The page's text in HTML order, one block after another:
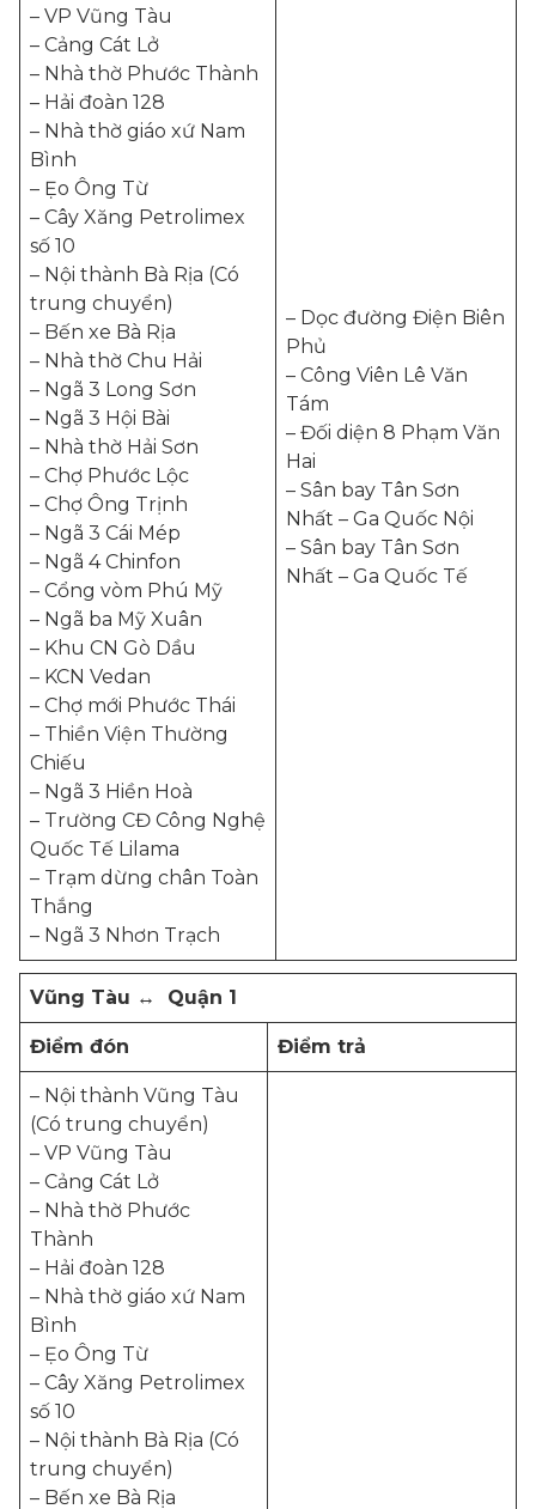
– VP Vũng Tàu
– Cảng Cát Lở
– Nhà thờ Phước Thành
– Hải đoàn 128
– Nhà thờ giáo xứ Nam
Bình
– Ẹo Ông Từ
– Cây Xăng Petrolimex
số 10
– Nội thành Bà Rịa (Có
trung chuyển)
– Bến xe Bà Rịa
– Nhà thờ Chu Hải
– Ngã 3 Long Sơn
– Ngã 3 Hội Bài
– Nhà thờ Hải Sơn
– Chợ Phước Lộc
– Chợ Ông Trịnh
– Ngã 3 Cái Mép
– Ngã 4 Chinfon
– Cổng vòm Phú Mỹ
– Ngã ba Mỹ Xuân
– Khu CN Gò Dầu
– KCN Vedan
– Chợ mới Phước Thái
– Thiền Viện Thường
Chiếu
– Ngã 3 Hiền Hoà
– Trường CĐ Công Nghệ
Quốc Tế Lilama
– Trạm dừng chân Toàn
Thắng
– Ngã 3 Nhơn Trạch
– Dọc đường Điện Biên
Phủ
– Công Viên Lê Văn
Tám
– Đối diện 8 Phạm Văn
Hai
– Sân bay Tân Sơn
Nhất – Ga Quốc Nội
– Sân bay Tân Sơn
Nhất – Ga Quốc Tế
Vũng Tàu ↔ Quận 1
Điểm đón Điểm trả
– Nội thành Vũng Tàu
(Có trung chuyển)
– VP Vũng Tàu
– Cảng Cát Lở
– Nhà thờ Phước
Thành
– Hải đoàn 128
– Nhà thờ giáo xứ Nam
Bình
– Ẹo Ông Từ
– Cây Xăng Petrolimex
số 10
– Nội thành Bà Rịa (Có
trung chuyển)
– Bến xe Bà Rịa